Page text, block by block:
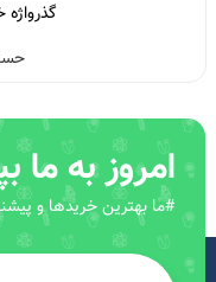
امروز به ما
#ما بهترین خریدها و